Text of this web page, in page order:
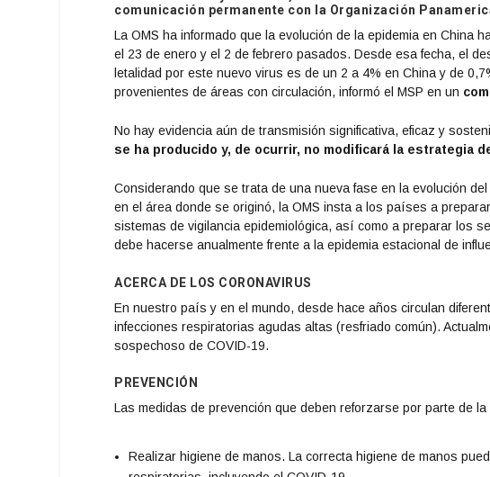
comunicación permanente con la Organización
La OMS ha informado que la evolución de la epidemia en China
el 23 de enero y el 2 de febrero pasados. Desde esa fecha, el
letalidad por este nuevo virus es de un 2 a 4% en China y de
provenientes de áreas con circulación, informó el MSP en un
No hay evidencia aún de transmisión significativa, eficaz y
se ha producido y, de ocurrir, no modificará la estrategia
Considerando que se trata de una nueva fase en la evolución
en el área donde se originó, la OMS insta a los países a
sistemas de vigilancia epidemiológica, así como a preparar los
debe hacerse anualmente frente a la epidemia estacional de
ACERCA DE LOS CORONAVIRUS
En nuestro país y en el mundo, desde hace años circulan
infecciones respiratorias agudas altas (resfriado común).
sospechoso de COVID-19.
PREVENCIÓN
Las medidas de prevención que deben reforzarse por parte de la
Realizar higiene de manos. La correcta higiene de manos